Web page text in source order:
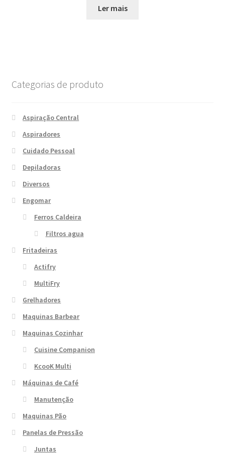
Ler mais
Categorias de produto
Aspiração Central
Aspiradores
Cuidado Pessoal
Depiladoras
Diversos
Engomar
Ferros Caldeira
Filtros agua
Fritadeiras
Actifry
MultiFry
Grelhadores
Maquinas Barbear
Maquinas Cozinhar
Cuisine Companion
KcooK Multi
Máquinas de Café
Manutenção
Maquinas Pão
Panelas de Pressão
Juntas